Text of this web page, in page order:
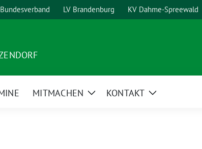
Bundesverband LV Brandenburg KV Dahme-Spreewald
MITMACHEN
ZeigeKONTAKT
Zeige